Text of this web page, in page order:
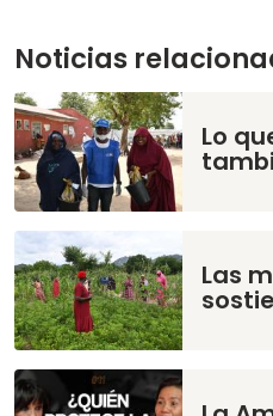
Noticias
Lo
Las